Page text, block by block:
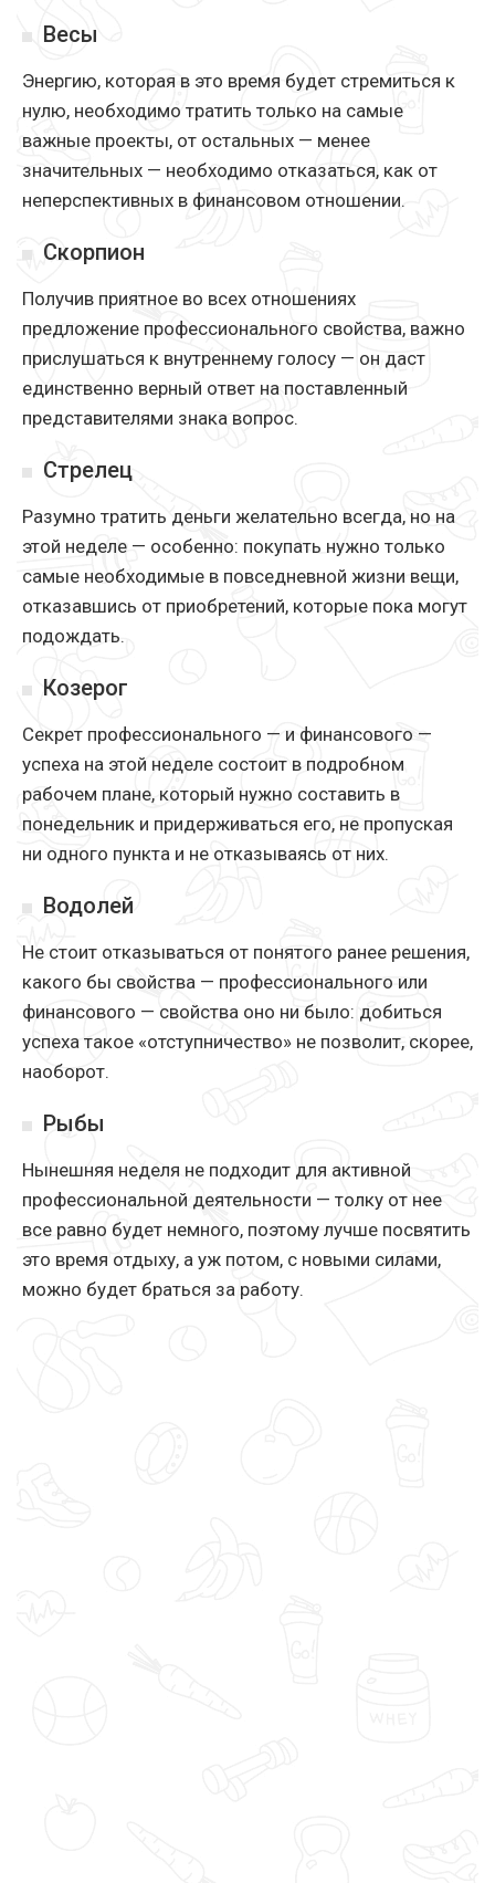
Весы
Энергию, которая в это время будет стремиться к
нулю, необходимо тратить только на самые
важные проекты, от остальных — менее
значительных — необходимо отказаться, как от
неперспективных в финансовом отношении.
Скорпион
Получив приятное во всех отношениях
предложение профессионального свойства, важно
прислушаться к внутреннему голосу — он даст
единственно верный ответ на поставленный
представителями знака вопрос.
Стрелец
Разумно тратить деньги желательно всегда, но на
этой неделе — особенно: покупать нужно только
самые необходимые в повседневной жизни вещи,
отказавшись от приобретений, которые пока могут
подождать.
Козерог
Секрет профессионального — и финансового —
успеха на этой неделе состоит в подробном
рабочем плане, который нужно составить в
понедельник и придерживаться его, не пропуская
ни одного пункта и не отказываясь от них.
Водолей
Не стоит отказываться от понятого ранее решения,
какого бы свойства — профессионального или
финансового — свойства оно ни было: добиться
успеха такое «отступничество» не позволит, скорее,
наоборот.
Рыбы
Нынешняя неделя не подходит для активной
профессиональной деятельности — толку от нее
все равно будет немного, поэтому лучше посвятить
это время отдыху, а уж потом, с новыми силами,
можно будет браться за работу.